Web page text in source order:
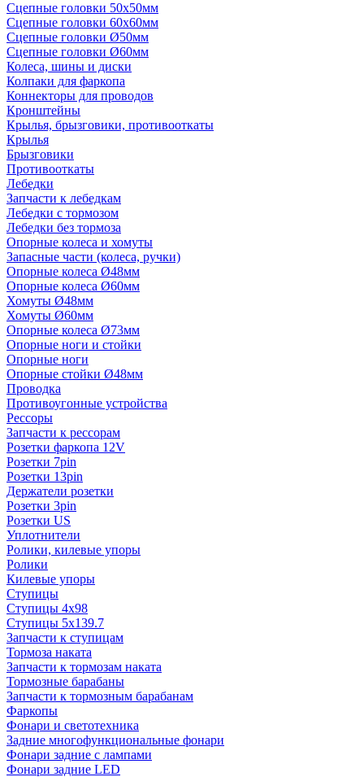
Сцепные головки 50x50мм
Сцепные головки 60x60мм
Сцепные головки Ø50мм
Сцепные головки Ø60мм
Колеса, шины и диски
Колпаки для фаркопа
Коннекторы для проводов
Кронштейны
Крылья, брызговики, противооткаты
Крылья
Брызговики
Противооткаты
Лебедки
Запчасти к лебедкам
Лебедки с тормозом
Лебедки без тормоза
Опорные колеса и хомуты
Запасные части (колеса, ручки)
Опорные колеса Ø48мм
Опорные колеса Ø60мм
Хомуты Ø48мм
Хомуты Ø60мм
Опорные колеса Ø73мм
Опорные ноги и стойки
Опорные ноги
Опорные стойки Ø48мм
Проводка
Противоугонные устройства
Рессоры
Запчасти к рессорам
Розетки фаркопа 12V
Розетки 7pin
Розетки 13pin
Держатели розетки
Розетки 3pin
Розетки US
Уплотнители
Ролики, килевые упоры
Ролики
Килевые упоры
Ступицы
Ступицы 4x98
Ступицы 5x139.7
Запчасти к ступицам
Тормоза наката
Запчасти к тормозам наката
Тормозные барабаны
Запчасти к тормозным барабанам
Фаркопы
Фонари и светотехника
Задние многофункциональные фонари
Фонари задние с лампами
Фонари задние LED